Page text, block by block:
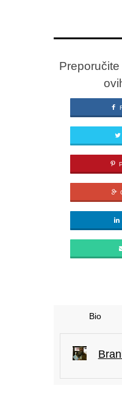
Bio